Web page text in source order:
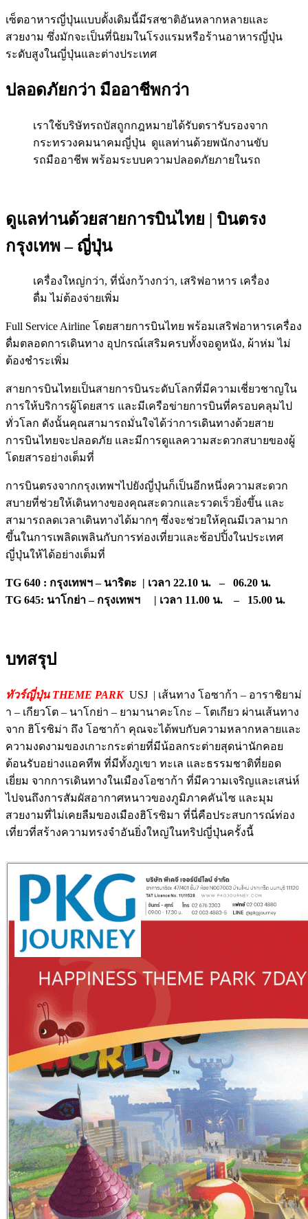
เซ็ตอาหารญี่ปุ่นแบบดั้งเดิมนี้มีรสชาติอันหลากหลายและ
สวยงาม ซึ่งมักจะเป็นที่นิยมในโรงแรมหรือร้านอาหารญี่ปุ่น
ระดับสูงในญี่ปุ่นและต่างประเทศ
ปลอดภัยกว่า มืออาชีพกว่า
เราใช้บริษัทรถบัสถูกกฎหมายได้รับตรารับรองจาก
กระทรวงคมนาคมญี่ปุ่น ดูแลท่านด้วยพนักงานขับ
รถมืออาชีพ พร้อมระบบความปลอดภัยภายในรถ
ดูแลท่านด้วยสายการบินไทย | บินตรง
กรุงเทพ – ญี่ปุ่น
เครื่องใหญ่กว่า, ที่นั่งกว้างกว่า, เสริฟอาหาร เครื่อง
ดื่ม ไม่ต้องจ่ายเพิ่ม
Full Service Airline โดยสายการบินไทย พร้อมเสริฟอาหารเครื่อง
ดื่มตลอดการเดินทาง อุปกรณ์เสริมครบทั้งจอดูหนัง, ผ้าห่ม ไม่
ต้องชำระเพิ่ม
สายการบินไทยเป็นสายการบินระดับโลกที่มีความเชี่ยวชาญใน
การให้บริการผู้โดยสาร และมีเครือข่ายการบินที่ครอบคลุมไป
ทั่วโลก ดังนั้นคุณสามารถมั่นใจได้ว่าการเดินทางด้วยสาย
การบินไทยจะปลอดภัย และมีการดูแลความสะดวกสบายของผู้
โดยสารอย่างเต็มที่
การบินตรงจากกรุงเทพฯไปยังญี่ปุ่นก็เป็นอีกหนึ่งความสะดวก
สบายที่ช่วยให้เดินทางของคุณสะดวกและรวดเร็วยิ่งขึ้น และ
สามารถลดเวลาเดินทางได้มากๆ ซึ่งจะช่วยให้คุณมีเวลามาก
ขึ้นในการเพลิดเพลินกับการท่องเที่ยวและช้อปปิ้งในประเทศ
ญี่ปุ่นให้ได้อย่างเต็มที่
TG 640 : กรุงเทพฯ – นาริตะ | เวลา 22.10 น. – 06.20 น.
TG 645: นาโกย่า – กรุงเทพฯ | เวลา 11.00 น. – 15.00 น.
บทสรุป
ทัวร์ญี่ปุ่น THEME PARK USJ | เส้นทาง โอซาก้า – อาราชิยาม่
า – เกียวโต – นาโกย่า – ยามานาคะโกะ – โตเกียว ผ่านเส้นทาง
จาก ฮิโรซิม่า ถึง โอซาก้า คุณจะได้พบกับความหลากหลายและ
ความงดงามของเกาะกระต่ายที่มีน้อลกระต่ายสุดน่านักคอย
ต้อนรับอย่างแอคทีพ ที่มีทั้งภูเขา ทะเล และธรรมชาติที่ยอด
เยี่ยม จากการเดินทางในเมืองโอซาก้า ที่มีความเจริญและเสน่ห์
ไปจนถึงการสัมผัสอากาศหนาวของภูมิภาคคันไซ และมุม
สวยงามที่ไม่เคยลืมของเมืองฮิโรซิมา ที่นี่คือประสบการณ์ท่อง
เที่ยวที่สร้างความทรงจำอันยิ่งใหญ่ในทริปญี่ปุ่นครั้งนี้